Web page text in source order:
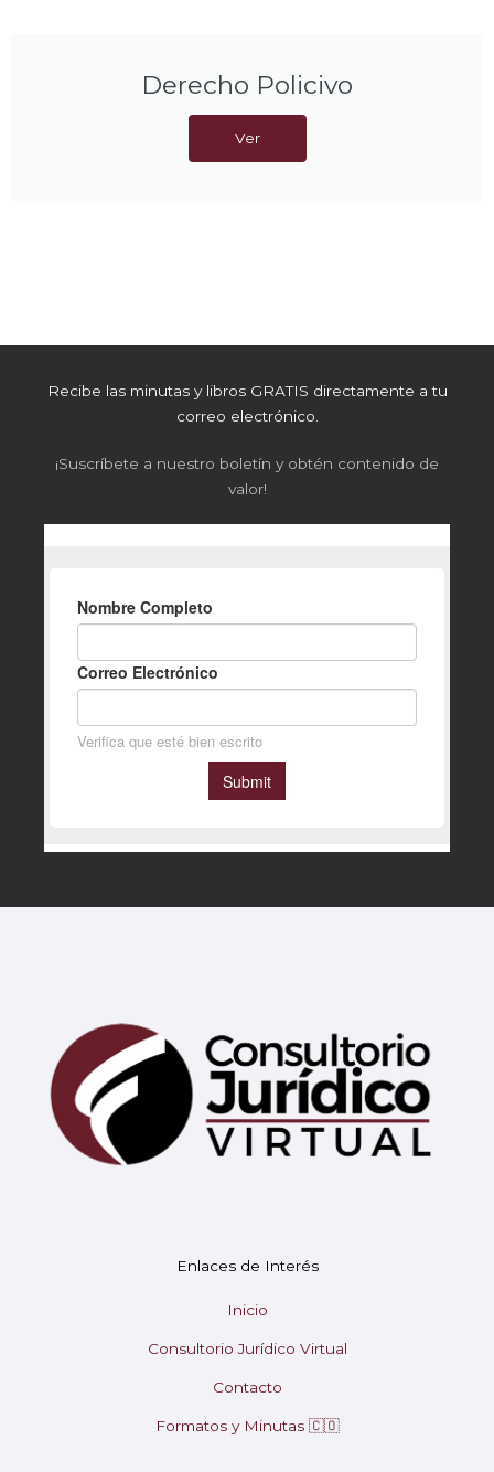
Derecho Policivo
Ver
Recibe las minutas y libros GRATIS directamente a tu
correo electrónico.
¡Suscríbete a nuestro boletín y obtén contenido de
valor!
Enlaces de Interés
Inicio
Consultorio Jurídico Virtual
Contacto
Formatos y Minutas 🇨🇴
¡Hola! 👋 Soy Mary tu asistente virtual.